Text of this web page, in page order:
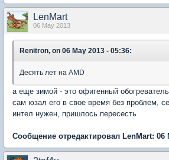
LenMart
06 May 2013
Renitron, on 06 May 2013 - 05:36:
Десять лет на AMD
а еще зимой - это офигенный
сам юзал его в свое время без проблем,
интел нужен, пришлось пересесть
Сообщение отредактировал LenMart: 06